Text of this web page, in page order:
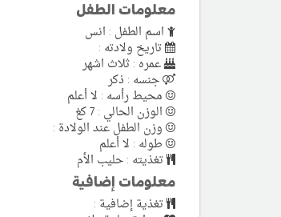
معلومات الطفل
اسم الطفل : انس
تاريخ ولادته :
عمره : ثلاث اشهر
جنسه : ذكر
محيط رأسه : لا أعلم
الوزن الحالي : 7 كغ
وزن الطفل عند الولادة :
طوله : لا أعلم
تغذيته : حليب الأم
معلومات إضافية
تغذية إضافية :